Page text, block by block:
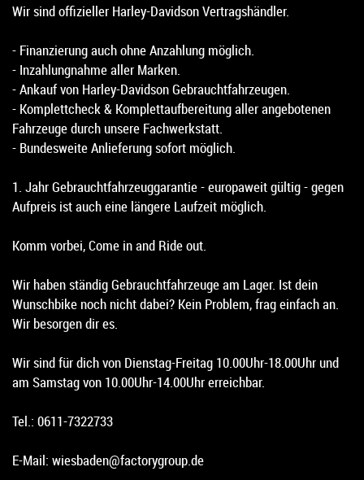
Wir sind offizieller Harley-Davidson Vertragshändler.
- Finanzierung auch ohne Anzahlung möglich.
- Inzahlungnahme aller Marken.
- Ankauf von Harley-Davidson Gebrauchtfahrzeugen.
- Komplettcheck & Komplettaufbereitung aller angebotenen
Fahrzeuge durch unsere Fachwerkstatt.
- Bundesweite Anlieferung sofort möglich.
1. Jahr Gebrauchtfahrzeuggarantie - europaweit gültig - gegen
Aufpreis ist auch eine längere Laufzeit möglich.
Komm vorbei, Come in and Ride out.
Wir haben ständig Gebrauchtfahrzeuge am Lager. Ist dein
Wunschbike noch nicht dabei? Kein Problem, frag einfach an.
Wir besorgen dir es.
Wir sind für dich von Dienstag-Freitag 10.00Uhr-18.00Uhr und
am Samstag von 10.00Uhr-14.00Uhr erreichbar.
Tel.: 0611-7322733
E-Mail: wiesbaden@factorygroup.de